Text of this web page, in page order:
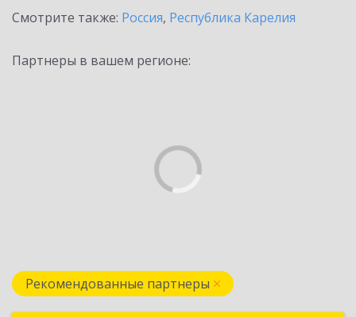
Смотрите также: Россия, Республика Карелия
Партнеры в вашем регионе:
Рекомендованные партнеры